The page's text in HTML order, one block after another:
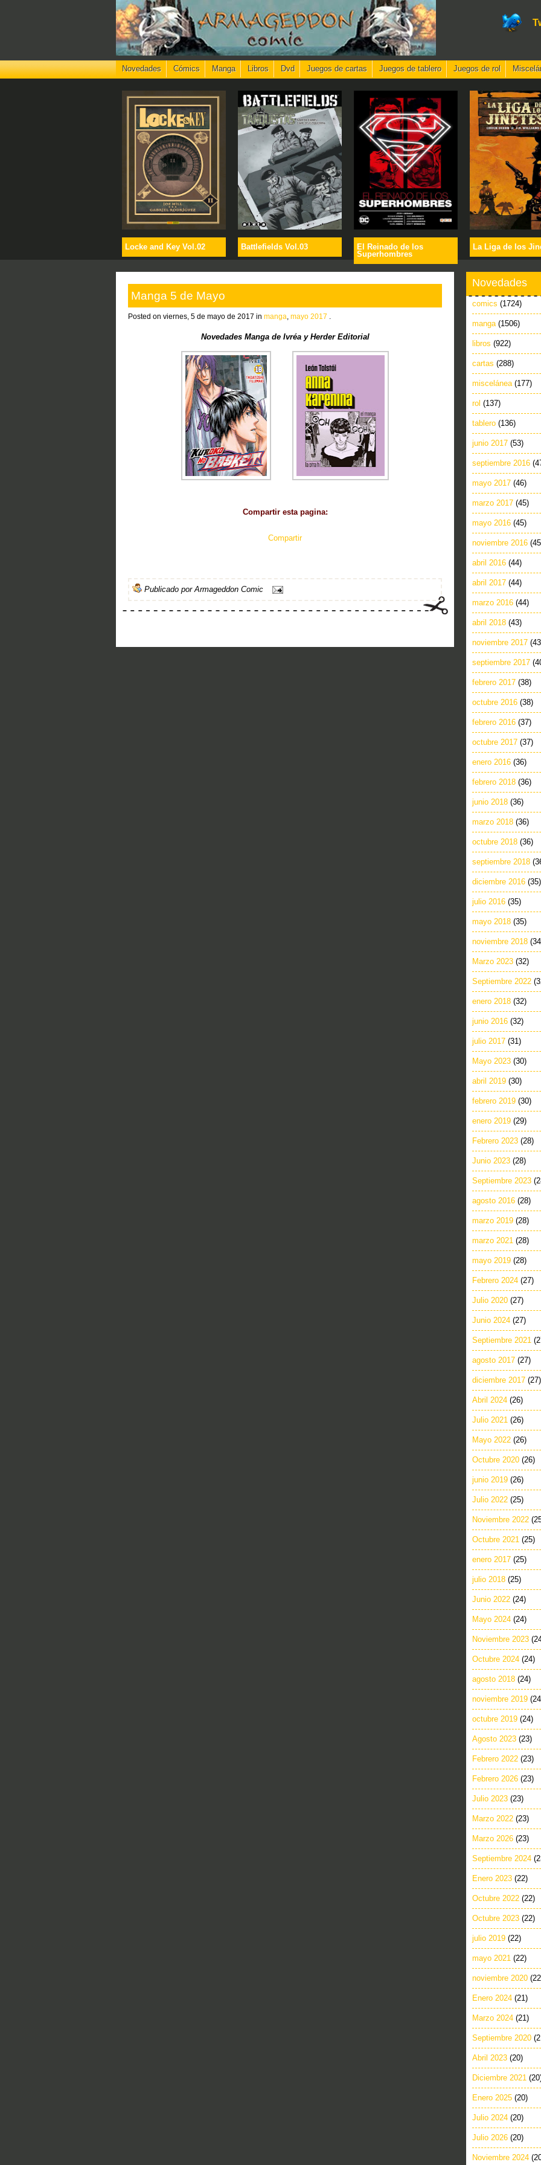
Novedades Cómics Manga Libros Dvd Juegos de cartas Juegos de tablero Juegos de rol
Locke and Key Vol.02 Battlefields Vol.03
El Reinado de los
Superhombres
La Liga de los
Manga 5 de Mayo
Posted on viernes, 5 de mayo de 2017 in manga mayo 2017
Novedades Manga de Ivréa y Herder Editorial
Compartir esta pagina:
Compartir
Publicado porArmageddon Comic
Novedades
comics (1724)
manga (1506)
libros (922)
cartas (288)
miscelánea (177)
rol (137)
tablero (136)
junio 2017 (53)
septiembre 2016
mayo 2017 (46)
marzo 2017 (45)
mayo 2016 (45)
noviembre 2016
abril 2016 (44)
abril 2017 (44)
marzo 2016 (44)
abril 2018 (43)
noviembre 2017
septiembre 2017
febrero 2017 (38)
octubre 2016 (38)
febrero 2016 (37)
octubre 2017 (37)
enero 2016 (36)
febrero 2018 (36)
junio 2018 (36)
marzo 2018 (36)
octubre 2018 (36)
septiembre 2018
diciembre 2016 (35)
julio 2016 (35)
mayo 2018 (35)
noviembre 2018
Marzo 2023 (32)
Septiembre 2022
enero 2018 (32)
junio 2016 (32)
julio 2017 (31)
Mayo 2023 (30)
abril 2019 (30)
febrero 2019 (30)
enero 2019 (29)
Febrero 2023 (28)
Junio 2023 (28)
Septiembre 2023
agosto 2016 (28)
marzo 2019 (28)
marzo 2021 (28)
mayo 2019 (28)
Febrero 2024 (27)
Julio 2020 (27)
Junio 2024 (27)
Septiembre 2021
agosto 2017 (27)
diciembre 2017 (27)
Abril 2024 (26)
Julio 2021 (26)
Mayo 2022 (26)
Octubre 2020 (26)
junio 2019 (26)
Julio 2022 (25)
Noviembre 2022
Octubre 2021 (25)
enero 2017 (25)
julio 2018 (25)
Junio 2022 (24)
Mayo 2024 (24)
Noviembre 2023
Octubre 2024 (24)
agosto 2018 (24)
noviembre 2019
octubre 2019 (24)
Agosto 2023 (23)
Febrero 2022 (23)
Febrero 2026 (23)
Julio 2023 (23)
Marzo 2022 (23)
Marzo 2026 (23)
Septiembre 2024
Enero 2023 (22)
Octubre 2022 (22)
Octubre 2023 (22)
julio 2019 (22)
mayo 2021 (22)
noviembre 2020
Enero 2024 (21)
Marzo 2024 (21)
Septiembre 2020
Abril 2023 (20)
Diciembre 2021
Enero 2025 (20)
Julio 2024 (20)
Julio 2026 (20)
Noviembre 2024